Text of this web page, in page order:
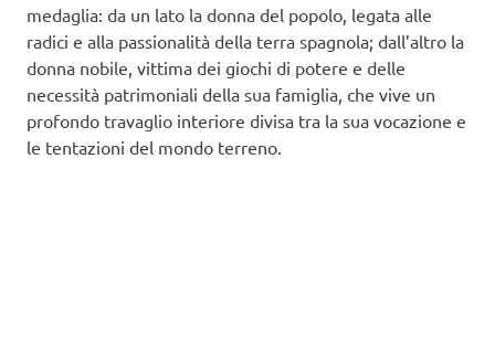
medaglia: da un lato la donna del popolo, legata alle
radici e alla passionalità della terra spagnola; dall’altro la
donna nobile, vittima dei giochi di potere e delle
necessità patrimoniali della sua famiglia, che vive un
profondo travaglio interiore divisa tra la sua vocazione e
le tentazioni del mondo terreno.